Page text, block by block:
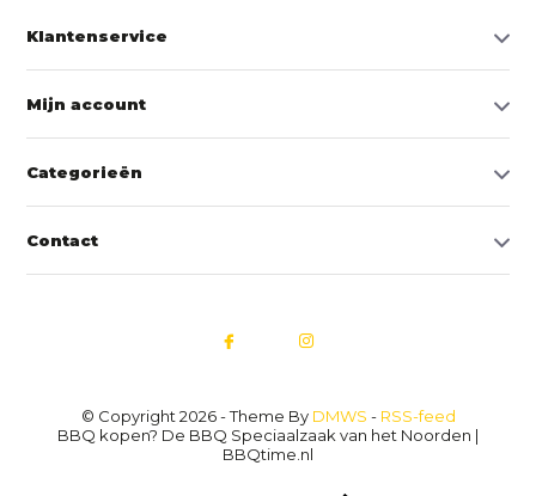
Klantenservice
Mijn account
Categorieën
Contact
© Copyright 2026 - Theme By DMWS - RSS-feed
BBQ kopen? De BBQ Speciaalzaak van het Noorden |
BBQtime.nl